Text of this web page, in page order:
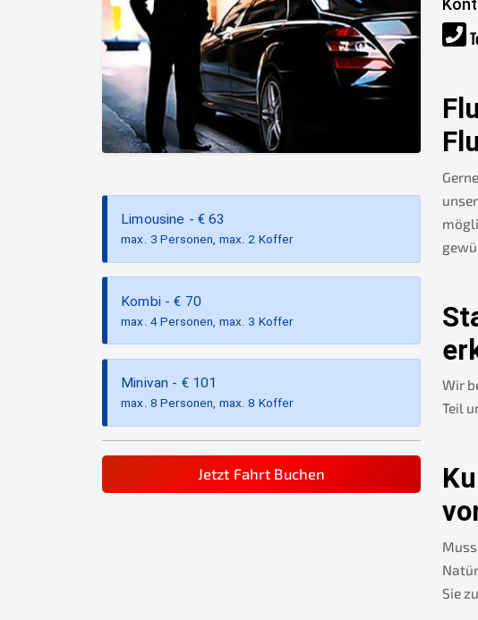
Limousine - €63
max. 3 Personen, max. 2 Koffer
Kombi - € 70
max. 4 Personen, max. 3 Koffer
Minivan - € 101
max. 8 Personen, max. 8 Koffer
Jetzt Fahrt Buchen
Wir
Teil
Sie